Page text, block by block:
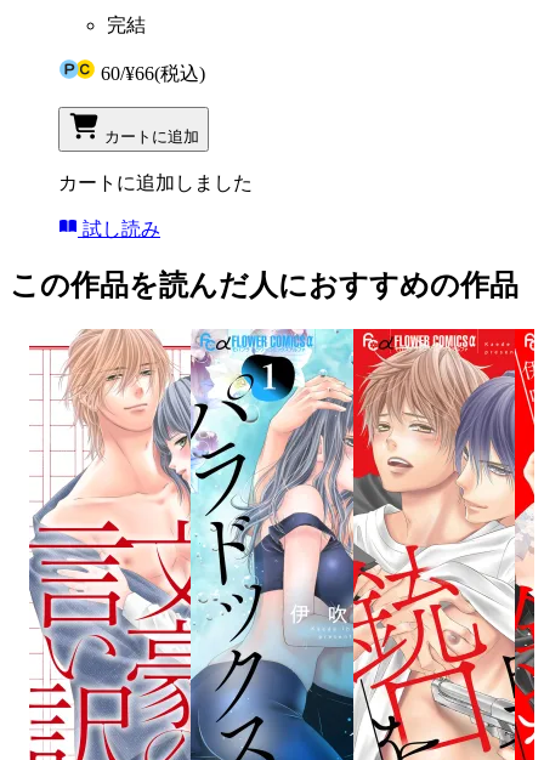
完結
60/¥66(税込)
カートに追加
カートに追加しました
試し読み
この作品を読んだ人におすすめの作品